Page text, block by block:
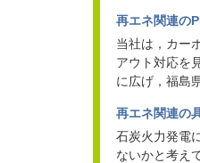
再エネ関連の
当社は，カー
アウト対応を
に広げ，福島
再エネ関連の
石炭火力発電
ないかと考え